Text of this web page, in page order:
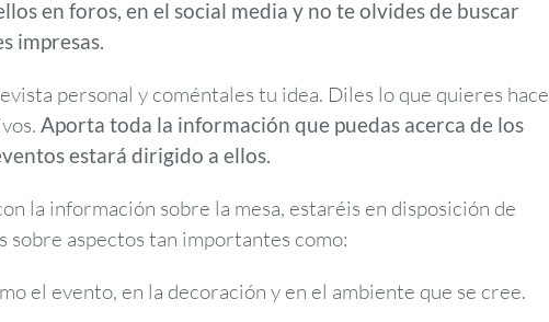
en foros, en el social media y no te olvides de buscar
impresas.
personal y coméntales tu idea. Diles lo que quieres
Aporta toda la información que puedas acerca de los
estará dirigido a ellos.
la información sobre la mesa, estaréis en disposición de
sobre aspectos tan importantes como:
el evento, en la decoración y en el ambiente que se cree.